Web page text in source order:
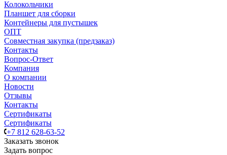
Колокольчики
Планшет для сборки
Контейнеры для пустышек
ОПТ
Совместная закупка (предзаказ)
Контакты
Вопрос-Ответ
Компания
О компании
Новости
Отзывы
Контакты
Сертификаты
Сертификаты
+7 812 628-63-52
Заказать звонок
Задать вопрос